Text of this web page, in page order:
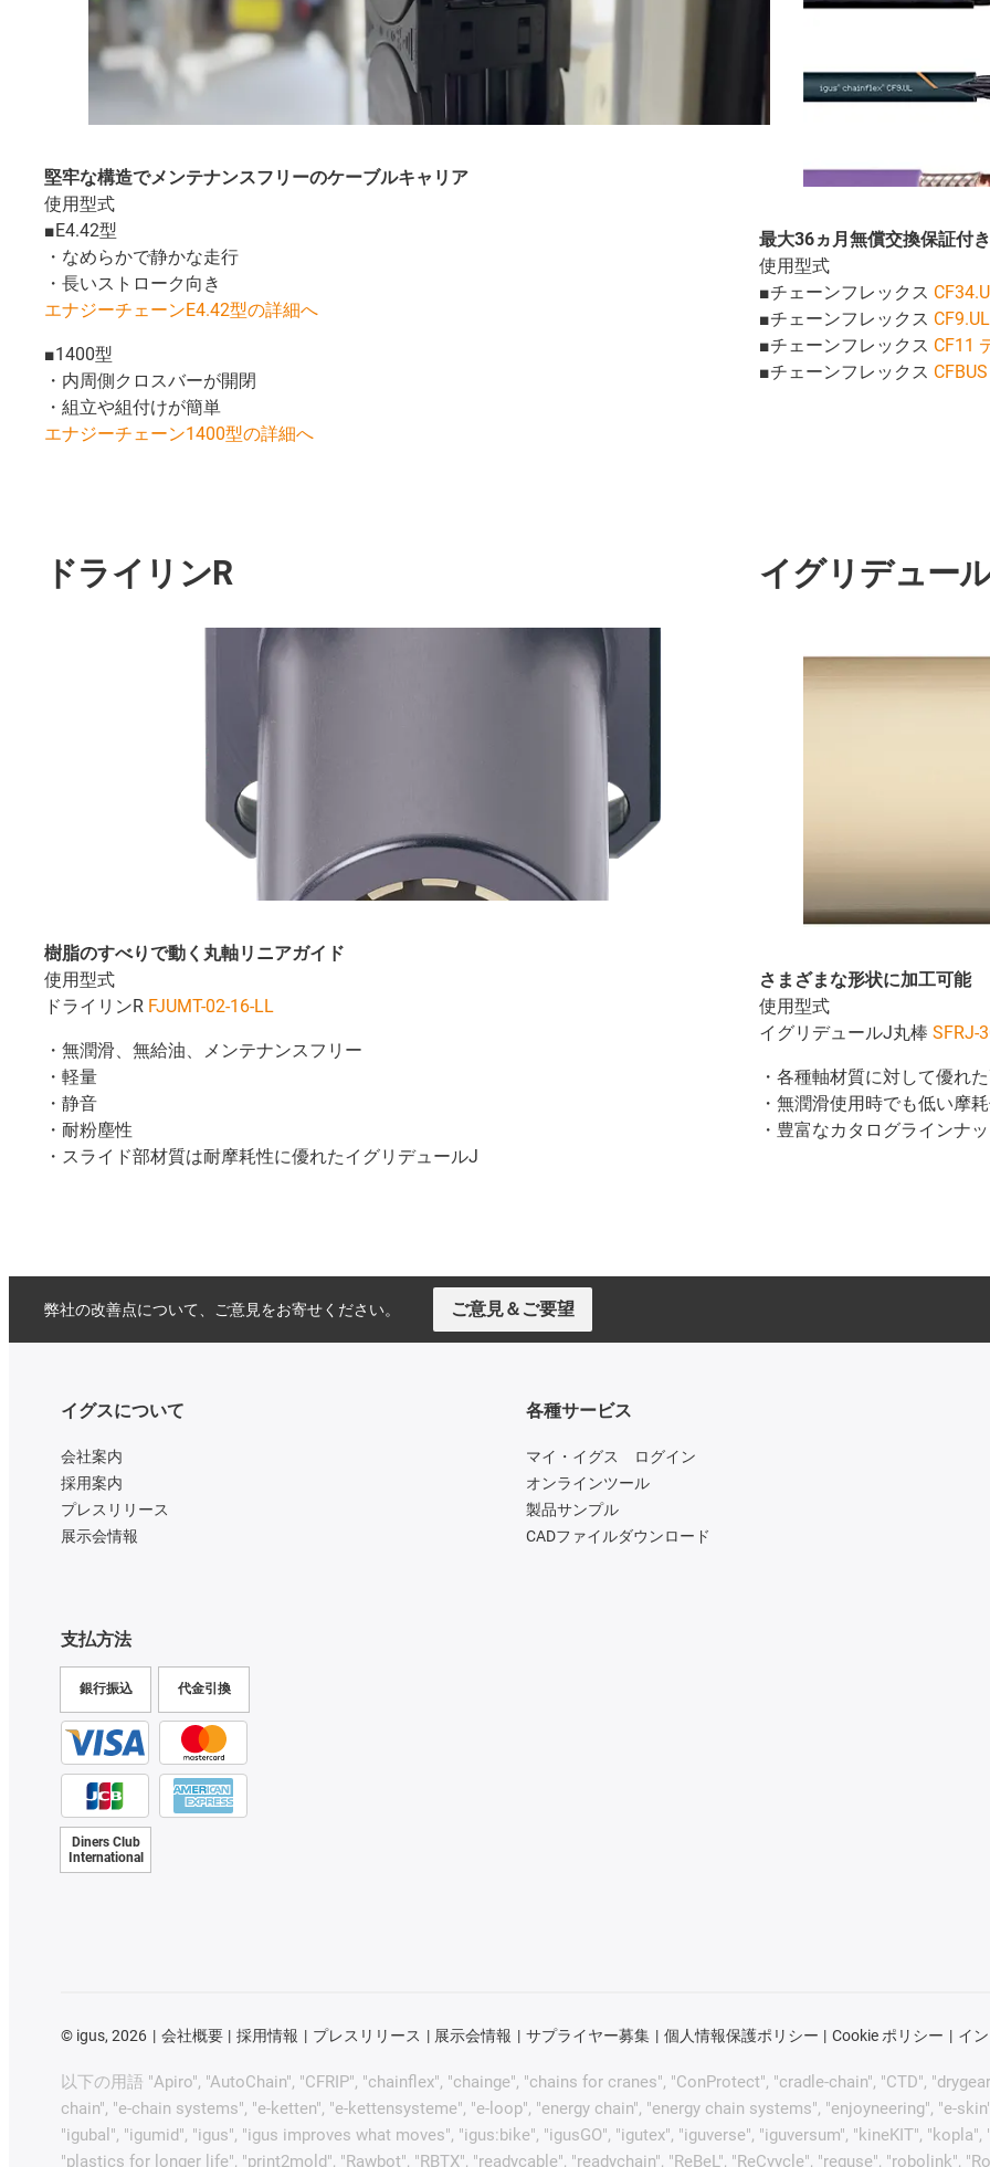
堅牢な構造でメンテナンスフリーのケーブルキャリア
使用型式
■E4.42型
・なめらかで静かな走行
・長いストローク向き
​​​​​​​エナジーチェーンE4.42型の詳細へ
■1400型
・内周側クロスバーが開閉
・組立や組付けが簡単
​​​​​​​エナジーチェーン1400型の詳細へ
最大36ヵ月無償交換保証付
使用型式
■チェーンフレックス
■チェーンフレックス
■チェーンフレックス CF11
■チェーンフレックス
ドライリンR
樹脂のすべりで動く丸軸リニアガイド
使用型式
ドライリンR FJUMT-02-16-LL
・無潤滑、無給油、メンテナンスフリー
・軽量
・静音
・耐粉塵性
・スライド部材質は耐摩耗性に優れたイグリデュールJ
イグリデュー
さまざまな形状に加工可能
使用型式
イグリデュールJ丸棒 SFRJ-
・各種軸材質に対して優れ
・無潤滑使用時でも低い摩
・豊富なカタログラインナ
弊社の改善点について、ご意見をお寄せください。 ご意見＆ご要望
イグスについて
会社案内
採用案内
プレスリリース
展示会情報
支払方法
銀行振込 代金引換
Diners Club
International
各種サービス
マイ・イグス ログイン
オンラインツール
製品サンプル
CADファイルダウンロード
© igus, 2026 会社概要 採用情報 プレスリリース 展示会情報 サプライヤー募集 個人情報保護ポリシー Cookie ポリシー イ
以下の用語 "Apiro", "AutoChain", "CFRIP", "chainflex", "chainge", "chains for cranes", "ConProtect", "cradle-chain", "CTD",
chain", "e-chain systems", "e-ketten", "e-kettensysteme", "e-loop", "energy chain", "energy chain systems", "enjoyneering", "e-
"igubal", "igumid", "igus", "igus improves what moves", "igus:bike", "igusGO", "igutex", "iguverse", "iguversum", "kineKIT",
"plastics for longer life", "print2mold", "Rawbot", "RBTX", "readycable", "readychain", "ReBeL", "ReCyycle", "reguse", "robolink",